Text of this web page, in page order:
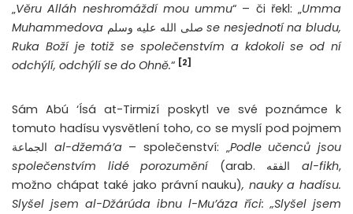
„Věru Alláh neshromáždí mou ummu“ – či řekl: „Umma
Muhammedova صلى الله عليه وسلم se nesjednotí na bludu,
Ruka Boží je totiž se společenstvím a kdokoli se od ní
odchýlí, odchýlí se do Ohně.“ [2]
Sám Abú ‘Ísá at-Tirmizí poskytl ve své poznámce k
tomuto hadísu vysvětlení toho, co se myslí pod pojmem
al-džemá’a – společenství: „Podle učenců jsou
společenstvím lidé porozumění
(arab. الفقهal-fikh,
možno chápat také jako právní nauku), nauky a hadísu.
Slyšel jsem al-Džárúda ibnu l-Mu’áza říci: „Slyšel jsem